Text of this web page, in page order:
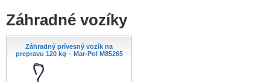
Záhradné vozíky
Záhradný prívesný vozík na
prepravu 120 kg – Mar-Pol M85265